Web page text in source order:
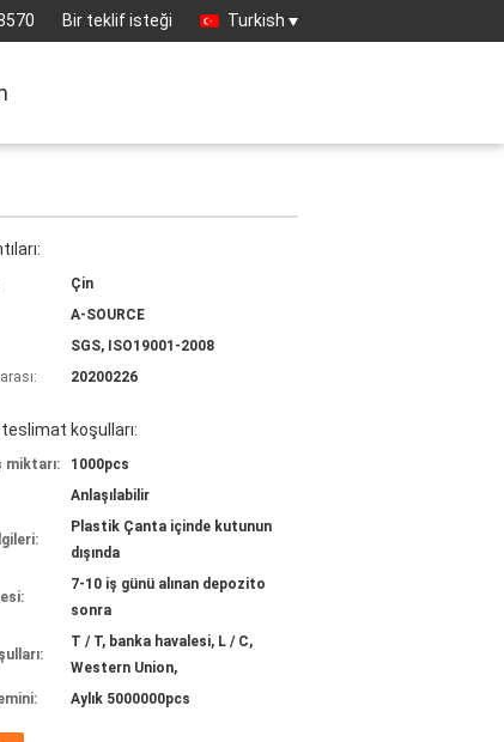
Bir teklif isteği Turkish
Çin
A-SOURCE
SGS, ISO19001-2008
20200226
koşulları:
miktarı:
1000pcs
Anlaşılabilir
Plastik Çanta içinde kutunun
dışında
7-10 iş günü alınan depozito
sonra
T / T, banka havalesi, L / C,
Western Union,
Aylık 5000000pcs